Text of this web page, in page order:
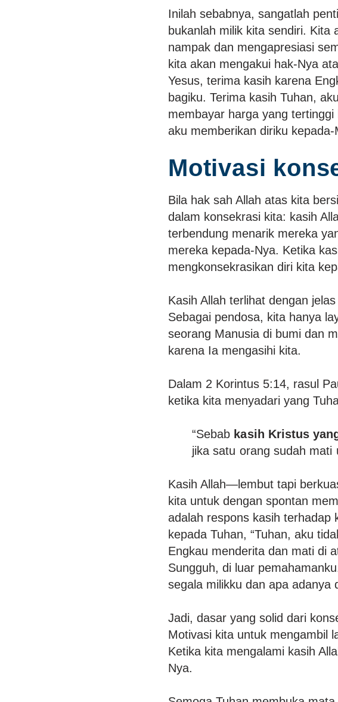
Inilah sebabnya, sangatlah
bukanlah milik kita sendiri. Kita
nampak dan mengapresiasi
kita akan mengakui hak-Nya
Yesus, terima kasih karena
bagiku. Terima kasih Tuhan,
membayar harga yang
aku memberikan diriku
Motivasi
Bila hak sah Allah atas kita
dalam konsekrasi kita: kasih
terbendung menarik mereka
mereka kepada-Nya. Ketika
mengkonsekrasikan diri kita
Kasih Allah terlihat dengan
Sebagai pendosa, kita hanya
seorang Manusia di bumi dan
karena Ia mengasihi kita.
Dalam 2 Korintus 5:14, rasul
ketika kita menyadari yang
“Sebab kasih Kristus
jika satu orang sudah mati
Kasih Allah—lembut tapi
kita untuk dengan spontan
adalah respons kasih terhadap
kepada Tuhan, “Tuhan, aku
Engkau menderita dan mati di
Sungguh, di luar
segala milikku dan apa adanya
Jadi, dasar yang solid dari
Motivasi kita untuk mengambil
Ketika kita mengalami kasih
Nya.